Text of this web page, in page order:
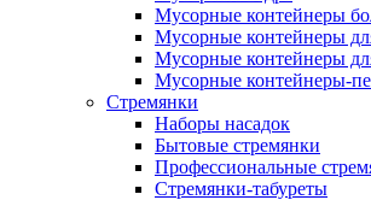
Мусорные контейнеры
Мусорные контейнеры
Мусорные контейнеры
Мусорные контейнеры-
Стремянки
Наборы насадок
Бытовые стремянки
Профессиональные
Стремянки-табуреты